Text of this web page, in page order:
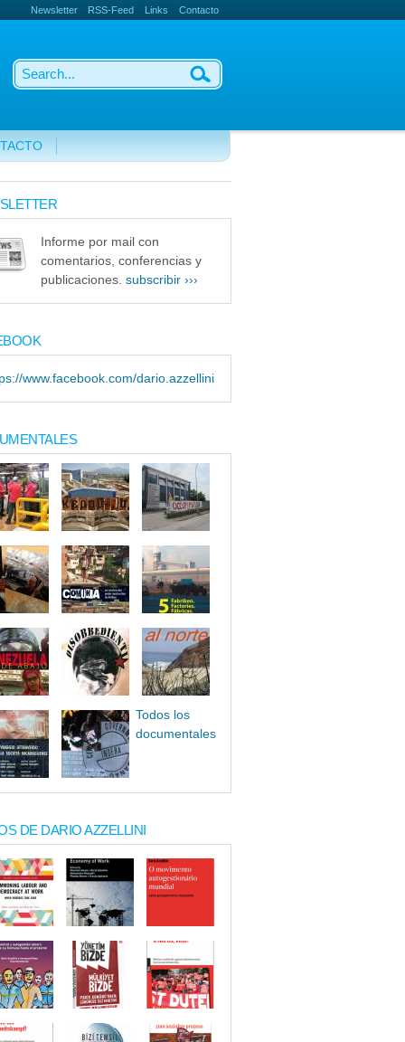
Newsletter RSS-Feed Links Contacto
Informe por mail con
comentarios, conferencias y
publicaciones. subscribir ›››
www.facebook.com/dario.azzellini
Todos los
documentales
DE DARIO AZZELLINI